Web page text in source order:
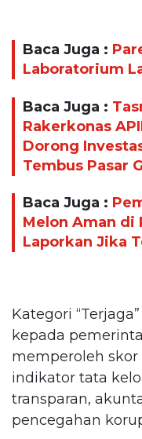
Baca Juga :
Laboratorium
Baca Juga :
Rakerkonas
Dorong
Tembus Pasar
Baca Juga :
Melon Aman di
Laporkan Jika
Kategori
kepada
memperoleh skor
indikator tata
transparan,
pencegahan